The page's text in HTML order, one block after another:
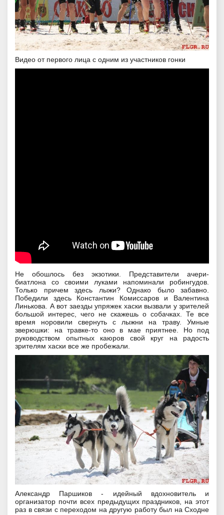
Видео от первого лица с одним из участников гонки
Не обошлось без экзотики. Представители ачери-
биатлона со своими луками напоминали робингудов.
Только причем здесь лыжи? Однако было забавно.
Победили здесь Константин Комиссаров и Валентина
Линькова. А вот заезды упряжек хаски вызвали у зрителей
большой интерес, чего не скажешь о собачках. Те все
время норовили свернуть с лыжни на траву. Умные
зверюшки: на травке-то оно в мае приятнее. Но под
руководством опытных каюров свой круг на радость
зрителям хаски все же пробежали.
Александр Паршиков - идейный вдохновитель и
организатор почти всех предыдущих праздников, на этот
раз в связи с переходом на другую работу был на Сходне